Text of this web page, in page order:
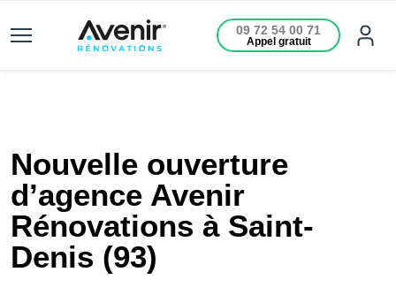
09 72 54 00 71
Appel gratuit
Nouvelle ouverture
d’agence Avenir
Rénovations à Saint-
Denis (93)